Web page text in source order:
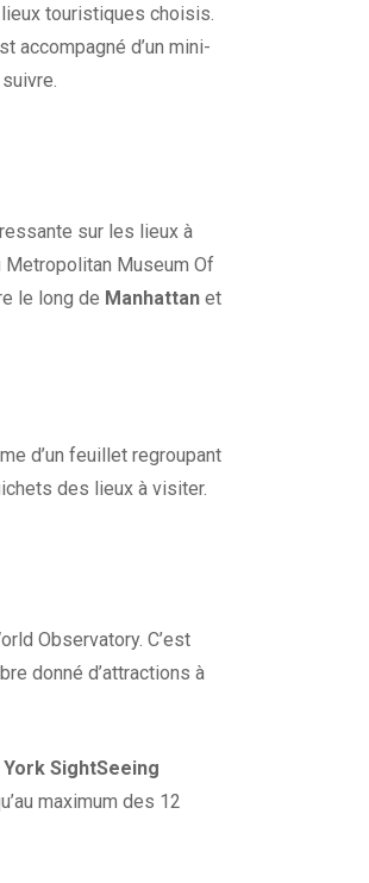
touristiques choisis.
accompagné d’un mini-
sur les lieux à
Metropolitan Museum Of
le long de Manhattan et
d’un feuillet regroupant
des lieux à visiter.
Observatory. C’est
donné d’attractions à
York SightSeeing
maximum des 12